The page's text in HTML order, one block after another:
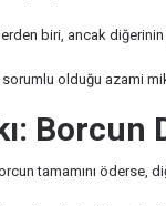
biri, ancak diğerinin
olduğu azami
tamamını öderse,